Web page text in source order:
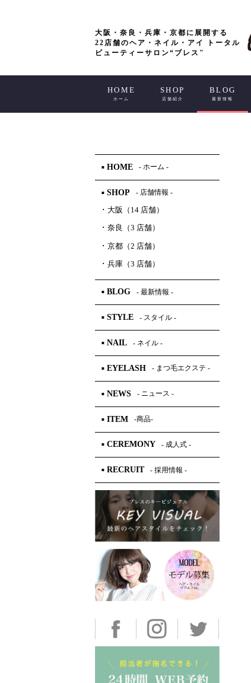
大阪・奈良・兵庫・京都に展開する
22店舗のヘア・ネイル・アイ トータル
ビューティーサロン“ブレス"
HOME
ホーム
SHOP
店舗紹介
BLOG
最新情報
■ HOME - ホーム -
■ SHOP - 店舗情報 -
･ 大阪（14 店舗）
･ 奈良（3 店舗）
･ 京都（2 店舗）
･ 兵庫（3 店舗）
■ BLOG - 最新情報 -
■ STYLE - スタイル -
■ NAIL - ネイル -
■ EYELASH - まつ毛エクステ -
■ NEWS - ニュース -
■ ITEM -商品-
■ CEREMONY - 成人式 -
■ RECRUIT - 採用情報 -